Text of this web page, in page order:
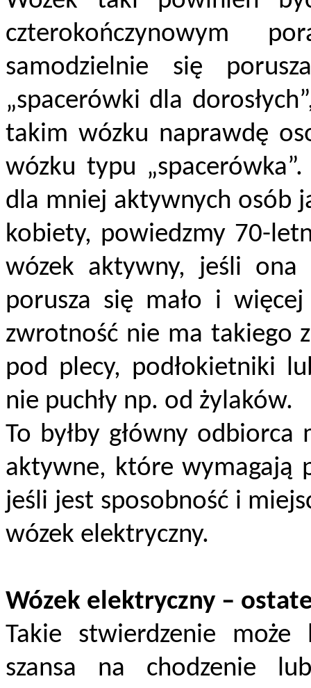
czterokończynowym
samodzielnie się
„spacerówki dla
takim wózku naprawdę
wózku typu
dla mniej aktywnych osób
kobiety, powiedzmy 70-
wózek aktywny, jeśli
porusza się mało i
zwrotność nie ma takiego
pod plecy, podłokietniki
nie puchły np. od żylaków.
To byłby główny
aktywne, które wymagają
jeśli jest sposobność i
wózek elektryczny.
Wózek elektryczny –
Takie stwierdzenie
szansa na chodzenie